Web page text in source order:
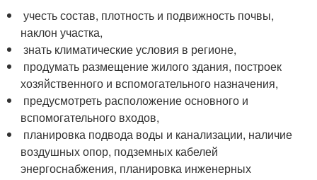
учесть состав, плотность и подвижность почвы,
наклон участка,
знать климатические условия в регионе,
продумать размещение жилого здания, построек
хозяйственного и вспомогательного назначения,
предусмотреть расположение основного и
вспомогательного входов,
планировка подвода воды и канализации, наличие
воздушных опор, подземных кабелей
энергоснабжения, планировка инженерных